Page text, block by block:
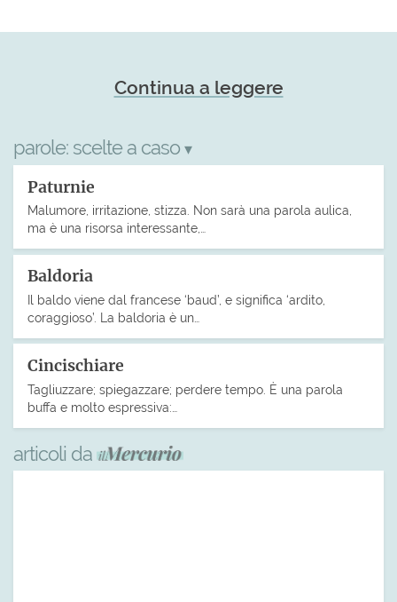
Continua a leggere
parole: scelte a caso ▾
Paturnie
Malumore, irritazione, stizza. Non sarà una parola aulica,
ma è una risorsa interessante,…
Baldoria
Il baldo viene dal francese ‘baud’, e significa ‘ardito,
coraggioso’. La baldoria è un…
Cincischiare
Tagliuzzare; spiegazzare; perdere tempo. È una parola
buffa e molto espressiva:…
articoli da